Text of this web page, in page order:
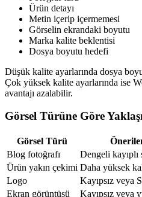
Ürün detayı
Metin içerip içermemesi
Görselin ekrandaki boyutu
Marka kalite beklentisi
Dosya boyutu hedefi
Düşük kalite ayarlarında dosya
Çok yüksek kalite ayarlarında ise
avantajı azalabilir.
Görsel Türüne Göre
Görsel Türü
Blog fotoğrafı
Dengeli kayıplı
Ürün yakın çekimi Daha yüksek
Logo
Kayıpsız veya
Ekran görüntüsü
Kayıpsız veya